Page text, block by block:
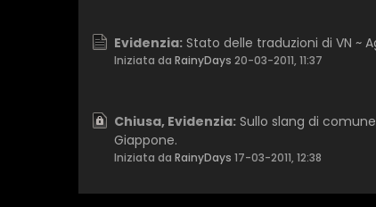
Evidenzia: Stato delle traduzioni di VN ~
Iniziata da RainyDays 20-03-2011, 11:37
Chiusa, Evidenzia: Sullo slang di
Giappone.
Iniziata da RainyDays 17-03-2011, 12:38